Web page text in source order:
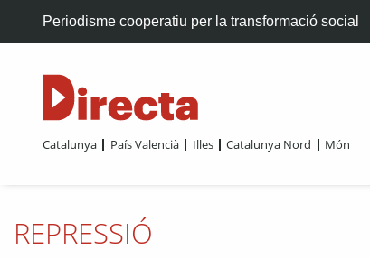
Periodisme cooperatiu per la transformació social
Catalunya País Valencià Illes Catalunya Nord Món
REPRESSIÓ